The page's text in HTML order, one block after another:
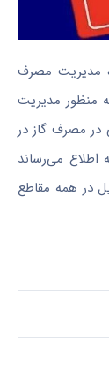
مدیریت مصرف
منظور مدیریت
مصرف گاز در
اطلاع می‌رساند
اردبیل در همه مقاطع